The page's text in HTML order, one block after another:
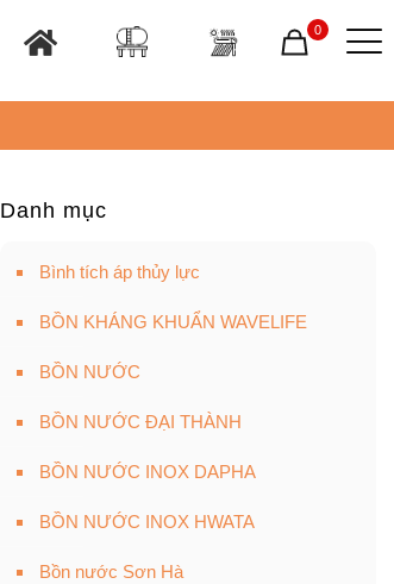
0
Danh mục
Bình tích áp thủy lực
BỒN KHÁNG KHUẨN WAVELIFE
BỒN NƯỚC
BỒN NƯỚC ĐẠI THÀNH
BỒN NƯỚC INOX DAPHA
BỒN NƯỚC INOX HWATA
Bồn nước Sơn Hà